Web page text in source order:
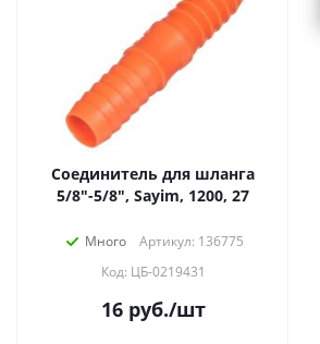
Соединитель для шланга
5/8"-5/8", Sayim, 1200, 27
Много
Артикул: 136775
Код: ЦБ-0219431
16руб./шт